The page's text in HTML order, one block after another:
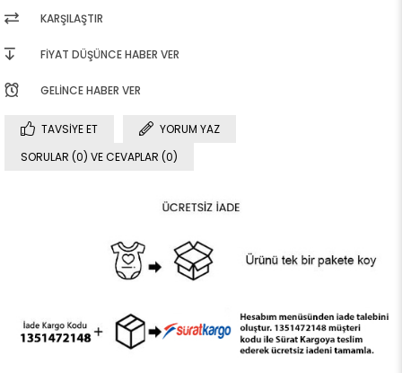
KARŞILAŞTIR
FIYAT DÜŞÜNCE HABER VER
GELINCE HABER VER
TAVSIYE ET
YORUM YAZ
SORULAR (0) VE CEVAPLAR (0)